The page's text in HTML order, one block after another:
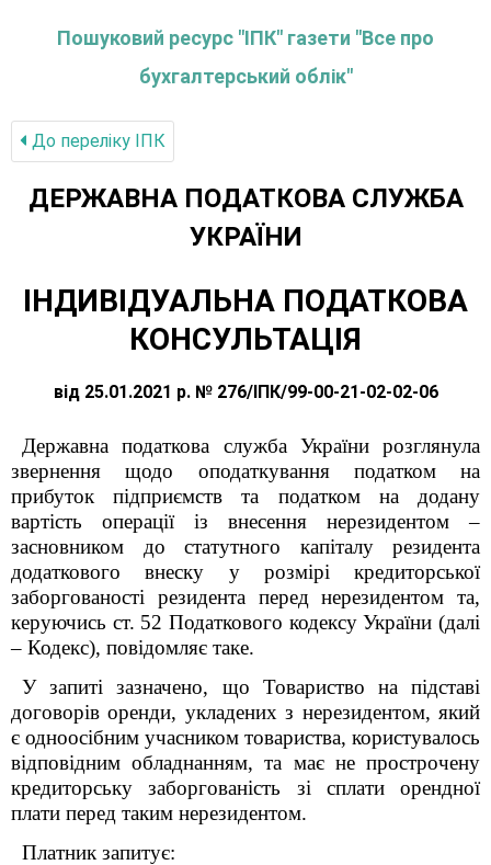
Пошуковий ресурс "ІПК" газети "Все про
бухгалтерський облік"
До переліку IПК
ДЕРЖАВНА ПОДАТКОВА СЛУЖБА
УКРАЇНИ
ІНДИВІДУАЛЬНА ПОДАТКОВА
КОНСУЛЬТАЦІЯ
від 25.01.2021 р. № 276/ІПК/99-00-21-02-02-06
Державна податкова служба України розглянула
звернення щодо оподаткування податком на
прибуток підприємств та податком на додану
вартість операції із внесення нерезидентом –
засновником до статутного капіталу резидента
додаткового внеску у розмірі кредиторської
заборгованості резидента перед нерезидентом та,
керуючись ст. 52 Податкового кодексу України (далі
– Кодекс), повідомляє таке.
У запиті зазначено, що Товариство на підставі
договорів оренди, укладених з нерезидентом, який
є одноосібним учасником товариства, користувалось
відповідним обладнанням, та має не прострочену
кредиторську заборгованість зі сплати орендної
плати перед таким нерезидентом.
Платник запитує: